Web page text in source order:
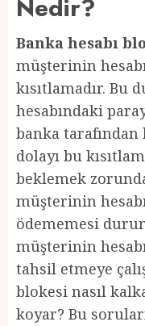
Nedir?
Banka hesabı
müşterinin
kısıtlamadır. Bu
hesabındaki
banka
dolayı bu
beklemek
müşterinin
ödememesi
müşterinin
tahsil etmeye
blokesi nasıl
koyar? Bu